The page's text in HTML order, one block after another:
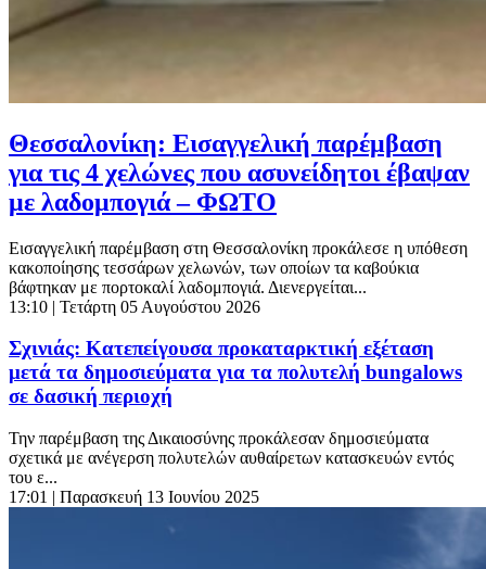
Θεσσαλονίκη: Εισαγγελική παρέμβαση
για τις 4 χελώνες που ασυνείδητοι έβαψαν
με λαδομπογιά – ΦΩΤΟ
Εισαγγελική παρέμβαση στη Θεσσαλονίκη προκάλεσε η υπόθεση
κακοποίησης τεσσάρων χελωνών, των οποίων τα καβούκια
βάφτηκαν με πορτοκαλί λαδομπογιά. Διενεργείται...
13:10 | Τετάρτη 05 Αυγούστου 2026
Σχινιάς: Κατεπείγουσα προκαταρκτική εξέταση
μετά τα δημοσιεύματα για τα πολυτελή bungalows
σε δασική περιοχή
Την παρέμβαση της Δικαιοσύνης προκάλεσαν δημοσιεύματα
σχετικά με ανέγερση πολυτελών αυθαίρετων κατασκευών εντός
του ε...
17:01 | Παρασκευή 13 Ιουνίου 2025